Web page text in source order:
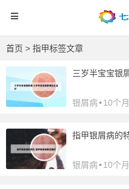
首页 > 指甲标签文章
三岁半宝宝银
银屑病•10个
指甲银屑病的
银屑病•10个